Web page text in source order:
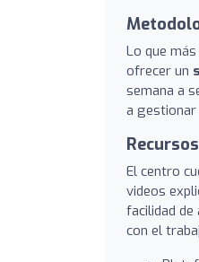
Lo que
ofrecer un
semana a
a gestionar
El centro
videos
facilidad
con el